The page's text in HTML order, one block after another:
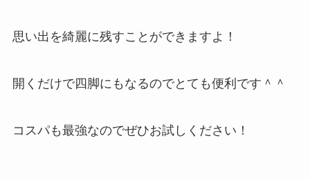
思い出を綺麗に残すことができますよ！
開くだけで四脚にもなるのでとても便利です＾＾
コスパも最強なのでぜひお試しください！